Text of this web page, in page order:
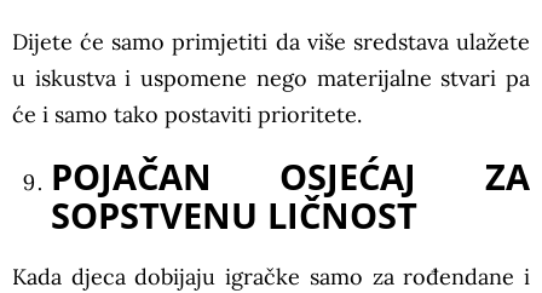
Dijete će samo primjetiti da više sredstava ulažete
u iskustva i uspomene nego materijalne stvari pa
će i samo tako postaviti prioritete.
POJAČAN OSJEĆAJ ZA
SOPSTVENU LIČNOST
Kada djeca dobijaju igračke samo za rođendane i